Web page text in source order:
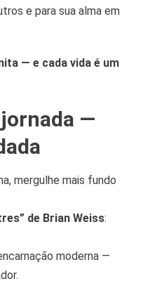
e para sua alma em
— e cada vida é um
—
mergulhe mais fundo
de Brian Weiss:
moderna —